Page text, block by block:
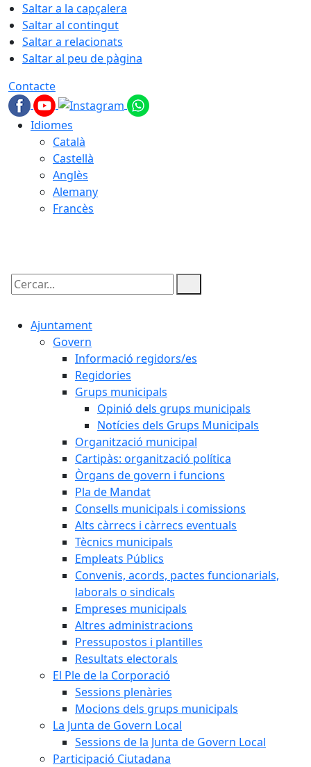
Saltar a la capçalera
Saltar al contingut
Saltar a relacionats
Saltar al peu de pàgina
Contacte
Idiomes
Català
Castellà
Anglès
Alemany
Francès
Cercar:
Ajuntament
Govern
Informació regidors/es
Regidories
Grups municipals
Opinió dels grups municipals
Notícies dels Grups Municipals
Organització municipal
Cartipàs: organització política
Òrgans de govern i funcions
Pla de Mandat
Consells municipals i comissions
Alts càrrecs i càrrecs eventuals
Tècnics municipals
Empleats Públics
Convenis, acords, pactes funcionarials,
laborals o sindicals
Empreses municipals
Altres administracions
Pressupostos i plantilles
Resultats electorals
El Ple de la Corporació
Sessions plenàries
Mocions dels grups municipals
La Junta de Govern Local
Sessions de la Junta de Govern Local
Participació Ciutadana